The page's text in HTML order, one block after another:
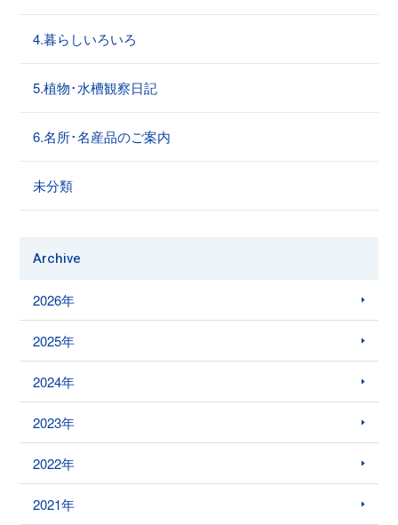
4.暮らしいろいろ
5.植物･水槽観察日記
6.名所･名産品のご案内
未分類
Archive
2026年
2025年
2024年
2023年
2022年
2021年